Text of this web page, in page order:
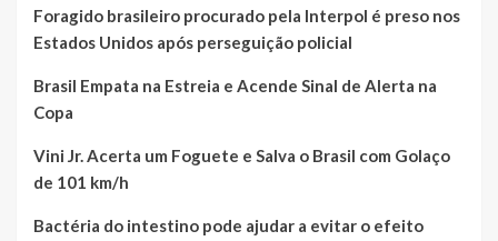
Foragido brasileiro procurado pela Interpol é preso nos
Estados Unidos após perseguição policial
Brasil Empata na Estreia e Acende Sinal de Alerta na
Copa
Vini Jr. Acerta um Foguete e Salva o Brasil com Golaço
de 101 km/h
Bactéria do intestino pode ajudar a evitar o efeito